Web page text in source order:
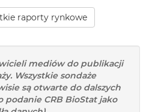
raporty rynkowe
mediów do publikacji
Wszystkie sondaże
są otwarte do dalszych
CRB BioStat jako